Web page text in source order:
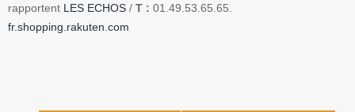
rapportent LES ECHOS / T : 01.49.53.65.65.
fr.shopping.rakuten.com